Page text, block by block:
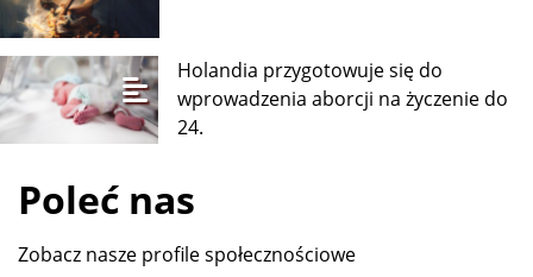
Holandia przygotowuje się do
wprowadzenia aborcji na życzenie do
24.
Poleć nas
Zobacz nasze profile społecznościowe